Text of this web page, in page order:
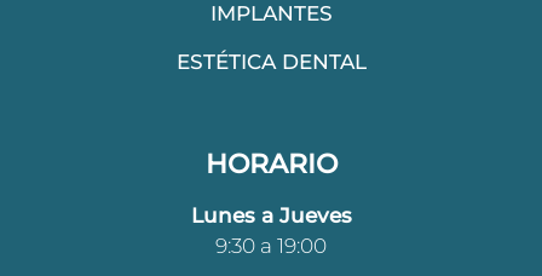
-
f
m
IMPLANTES
ESTÉTICA DENTAL
HORARIO
Lunes a Jueves
9:30 a 19:00